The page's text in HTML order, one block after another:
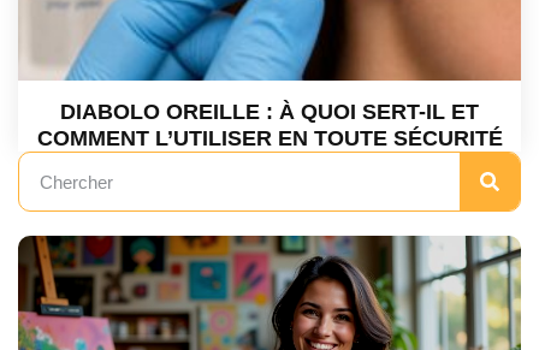
DIABOLO OREILLE : À QUOI SERT-IL ET
COMMENT L’UTILISER EN TOUTE SÉCURITÉ